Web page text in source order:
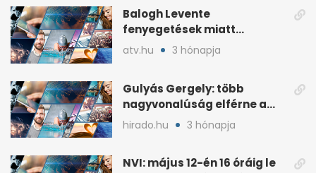
Balogh Levente
fenyegetések miatt
lemondta erdélyi előadás-
atv.hu 3 hónapja
Gulyás Gergely: több
nagyvonalúság elférne a
kétharmados győztesekben
hirado.hu 3 hónapja
NVI: május 12-én 16 óráig le